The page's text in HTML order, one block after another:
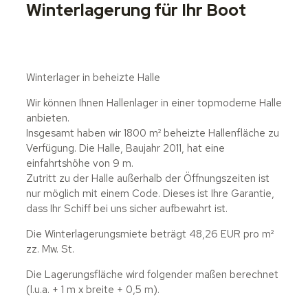
Winterlagerung für Ihr Boot
Winterlager in beheizte Halle
Wir können Ihnen Hallenlager in einer topmoderne Halle
anbieten.
Insgesamt haben wir 1800 m² beheizte Hallenfläche zu
Verfügung. Die Halle, Baujahr 2011, hat eine
einfahrtshöhe von 9 m.
Zutritt zu der Halle außerhalb der Öffnungszeiten ist
nur möglich mit einem Code. Dieses ist Ihre Garantie,
dass Ihr Schiff bei uns sicher aufbewahrt ist.
Die Winterlagerungsmiete beträgt 48,26 EUR pro m²
zz. Mw. St.
Die Lagerungsfläche wird folgender maßen berechnet
(l.u.a. + 1 m x breite + 0,5 m).